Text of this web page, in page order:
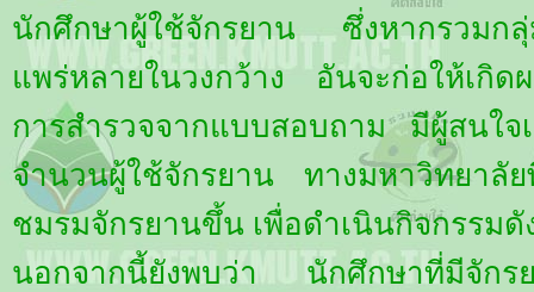
นักศึกษาผู้ใช้จักรยาน ซึ่งหากรวมกลุ่
แพร่หลายในวงกว้าง อันจะก่อให้เกิ
การสำรวจจากแบบสอบถาม มีผู้สนใ
จำนวนผู้ใช้จักรยาน ทางมหาวิทยาลั
ชมรมจักรยานขึ้น เพื่อดำเนินกิจกรรมดั
นอกจากนี้ยังพบว่า นักศึกษาที่มีจักร